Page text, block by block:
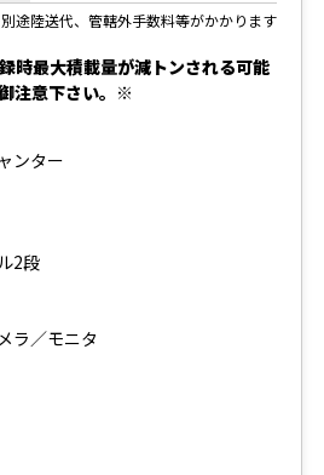
途陸送代、管轄外手数料等がかかります
時最大積載量が減トンされる可能
注意下さい。※
ンター
2段
ラ／モニタ